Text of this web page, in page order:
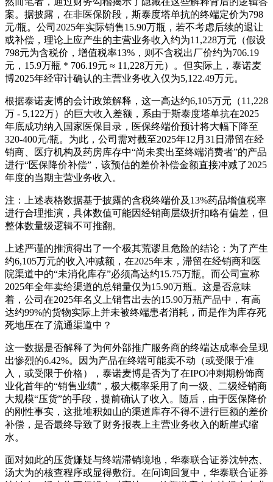
案。据披露，在非医保阶段，斯泰度塔单抗的终端定价为798
元/瓶。公司2025年实际销售15.90万瓶，若不考虑后续的退让
或补偿，理论上应产生的主营业务收入约为11,228万元（假设
798元为含税价，增值税率13%，则不含税出厂价约为706.19
元，15.9万瓶 * 706.19元 ≈ 11,228万元）。但实际上，泰诺麦
博2025年经审计确认的主营业务收入仅为5,122.49万元。
根据泰诺麦博的会计政策解释，这一高达约6,105万元（11,228
万 - 5,122万）的巨大收入差额，系由于斯泰度塔单抗在2025
年底成功纳入国家医保目录，医保终端价预计将大幅下降至
320-400元/瓶。为此，公司需对截至2025年12月31日滞留在经
销商、医疗机构及药房库存中“尚未卖出至终端消费者”的产品
进行“医保降价补偿”，该预估的差价补偿金额直接冲减了2025
年度的当期主营业务收入。
注：上述表格数据基于披露的含税终端价及13%药品增值税率
进行合理推演，具体数值可能因经销商层级折扣略有偏差，但
整体数量级逻辑不可推翻。
上述严谨的推演得出了一个极其荒谬且危险的结论：为了产生
约6,105万元的收入冲减额，在2025年末，滞留在经销商和医
院渠道中的“未消化库存”必须高达约15.75万瓶。而公司宣称
2025年全年卖给渠道的总销量仅为15.90万瓶。这是否意味
着，公司在2025年名义上销售出去的15.90万瓶产品中，有高
达约99%的货物实际上并未被终端患者消耗，而是作为库存死
死地压在了流通渠道中？
这一数据是否解释了为何外部推广服务商的终端达成率会呈现
出惨烈的6.42%。因为产品在终端可能卖不动（或受限于准
入，或受限于价格），泰诺麦博是否为了在IPO冲刺期粉饰商
业化首年的“销售业绩”，极大概率采用了向一级、二级经销商
大规模“压货”的手段，提前确认了收入。随后，由于医保降价
的刚性事实，这批堆积如山的渠道库存不得不进行巨额的差价
补偿，是否最终导致了财务报表上主营业务收入的断崖式缩
水。
面对如此的压货嫌疑与终端滞销境地，华泰联合证券沈钟杰、
汤大为的核查程序或显得敷衍。在问询回复中，华泰联合证券